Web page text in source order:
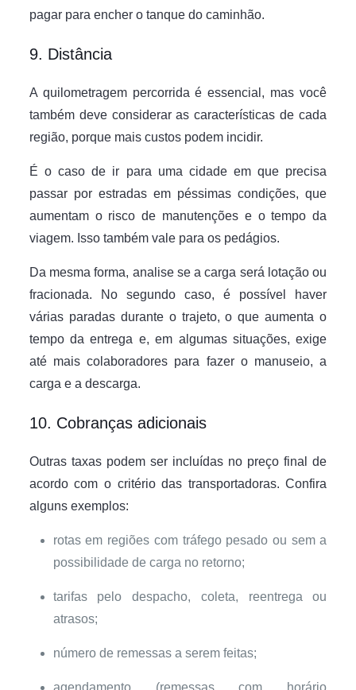
pagar para encher o tanque do caminhão.
9. Distância
A quilometragem percorrida é essencial, mas você
também deve considerar as características de cada
região, porque mais custos podem incidir.
É o caso de ir para uma cidade em que precisa
passar por estradas em péssimas condições, que
aumentam o risco de manutenções e o tempo da
viagem. Isso também vale para os pedágios.
Da mesma forma, analise se a carga será lotação ou
fracionada. No segundo caso, é possível haver
várias paradas durante o trajeto, o que aumenta o
tempo da entrega e, em algumas situações, exige
até mais colaboradores para fazer o manuseio, a
carga e a descarga.
10. Cobranças adicionais
Outras taxas podem ser incluídas no preço final de
acordo com o critério das transportadoras. Confira
alguns exemplos:
rotas em regiões com tráfego pesado ou sem a
possibilidade de carga no retorno;
tarifas pelo despacho, coleta, reentrega ou
atrasos;
número de remessas a serem feitas;
agendamento (remessas com horário